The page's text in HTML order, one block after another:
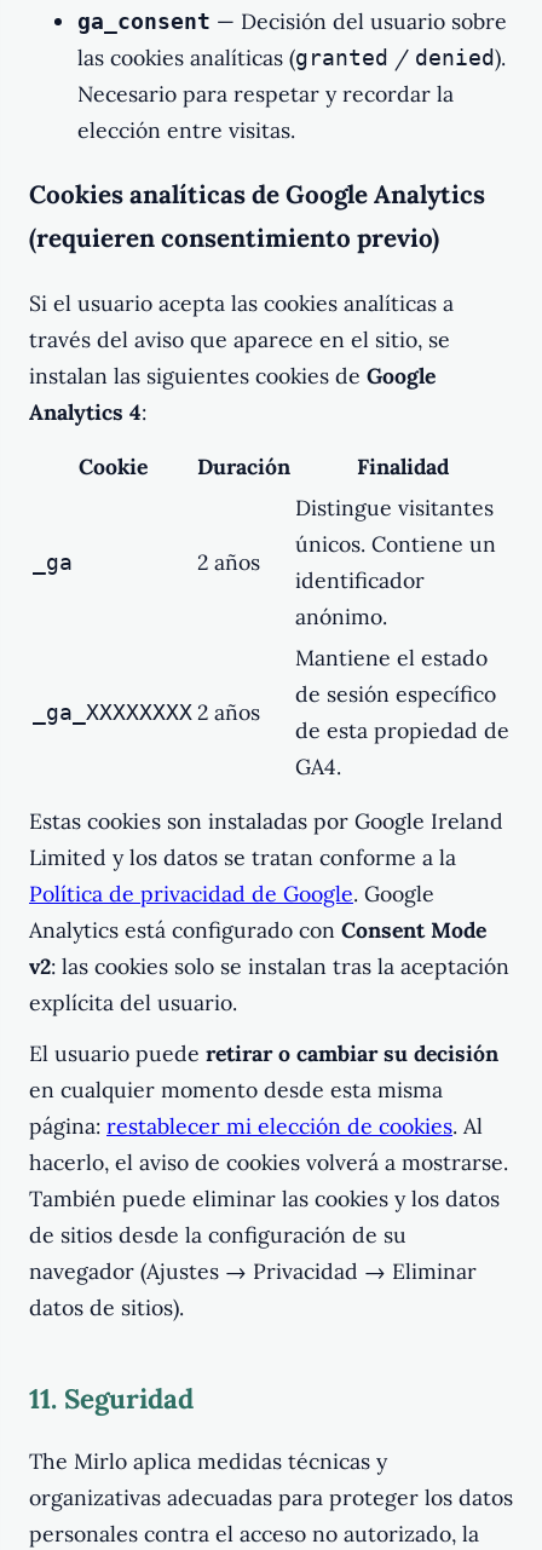
ga_consent — Decisión del usuario sobre
las cookies analíticas (granted / denied).
Necesario para respetar y recordar la
elección entre visitas.
Cookies analíticas de Google Analytics
(requieren consentimiento previo)
Si el usuario acepta las cookies analíticas a
través del aviso que aparece en el sitio, se
instalan las siguientes cookies de Google
Analytics 4:
Cookie
Duración Finalidad
_ga 2 años
Distingue visitantes
únicos. Contiene un
identificador
anónimo.
_ga_XXXXXXXX 2 años
Mantiene el estado
de sesión específico
de esta propiedad de
GA4.
Estas cookies son instaladas por Google Ireland
Limited y los datos se tratan conforme a la
Política de privacidad de Google. Google
Analytics está configurado con Consent Mode
v2: las cookies solo se instalan tras la aceptación
explícita del usuario.
El usuario puede retirar o cambiar su decisión
en cualquier momento desde esta misma
página: restablecer mi elección de cookies. Al
hacerlo, el aviso de cookies volverá a mostrarse.
También puede eliminar las cookies y los datos
de sitios desde la configuración de su
navegador (Ajustes → Privacidad → Eliminar
datos de sitios).
11. Seguridad
The Mirlo aplica medidas técnicas y
organizativas adecuadas para proteger los datos
personales contra el acceso no autorizado, la